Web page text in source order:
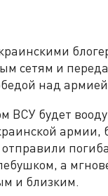
сетям и
над
ВСУ будет
а
и близким.